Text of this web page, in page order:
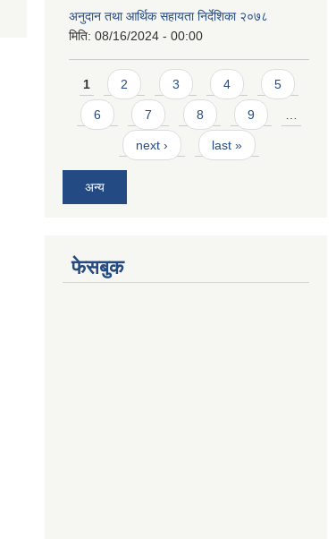
अनुदान तथा आर्थिक सहायता निर्देशिका २०७८
मिति: 08/16/2024 - 00:00
Pages
1 2 3 4 5
6 7 8 9 …
next › last »
अन्य
फेसबुक